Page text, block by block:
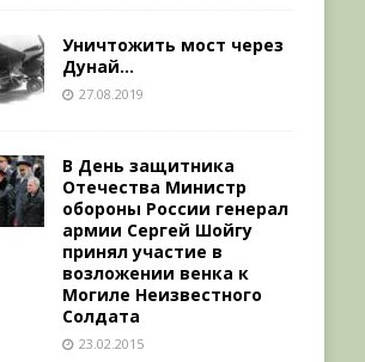
Уничтожить мост через
Дунай…
27.08.2019
В День защитника
Отечества Министр
обороны России генерал
армии Сергей Шойгу
принял участие в
возложении венка к
Могиле Неизвестного
Солдата
23.02.2015